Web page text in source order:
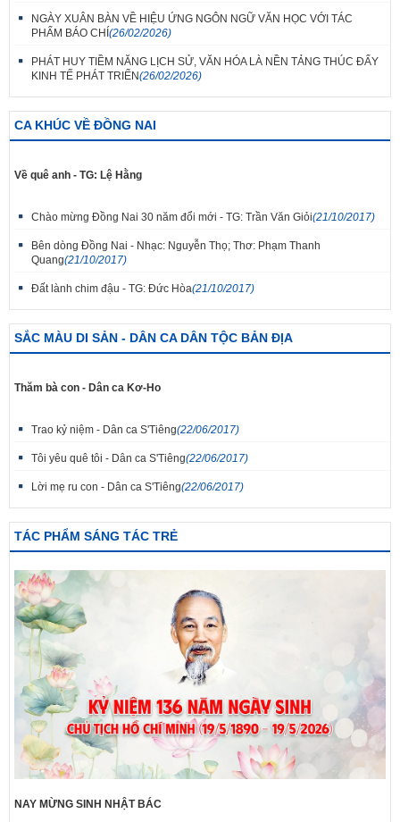
NGÀY XUÂN BÀN VỀ HIỆU ỨNG NGÔN NGỮ VĂN HỌC VỚI TÁC
PHẨM BÁO CHÍ (26/02/2026)
PHÁT HUY TIỀM NĂNG LỊCH SỬ, VĂN HÓA LÀ NỀN TẢNG THÚC ĐẨY
KINH TẾ PHÁT TRIỂN(26/02/2026)
CA KHÚC VỀ ĐỒNG NAI
Về quê anh - TG: Lệ Hằng
Chào mừng Đồng Nai 30 năm đổi mới - TG: Trần Văn Giỏi(21/10/2017)
Bên dòng Đồng Nai - Nhạc: Nguyễn Thọ; Thơ: Phạm Thanh
Quang(21/10/2017)
Đất lành chim đậu - TG: Đức Hòa(21/10/2017)
SẮC MÀU DI SẢN - DÂN CA DÂN TỘC BẢN ĐỊA
Thăm bà con - Dân ca Kơ-Ho
Trao kỷ niệm - Dân ca S'Tiêng(22/06/2017)
Tôi yêu quê tôi - Dân ca S'Tiêng(22/06/2017)
Lời mẹ ru con - Dân ca S'Tiêng(22/06/2017)
TÁC PHẨM SÁNG TÁC TRẺ
NAY MỪNG SINH NHẬT BÁC